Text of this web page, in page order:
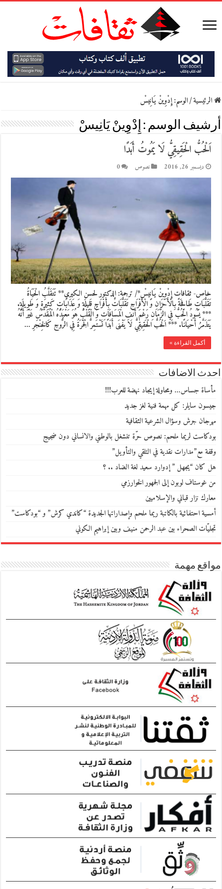
الرئيسية/الوسم:إِدْوِينْ يَانِيسْ
أرشيف الوسم : إِدْوِينْ يَانِيسْ
اَلْحُبُّ الْحَقِيقِيُّ لَا يَمُوتُ أَبَدًا
ديسمبر 26, 2016 نصوص 0
خاص- ثقافات إِدْوِينْ يَانِيسْ*/ ترجمة: الدكتور لحسن الكيري** تَتَقَلَّبُ الْحَيَاةُ
تَقَلُّبَاتٍ طَافِحَةً بِالْأَحْزَانِ وَ الْأَفْرَاحِ تَقَلُّبَاتٌ بِأَفْرَاحٍ قَلِيلَةٍ وَ عَذَابَاتٍ كَثِيرَةٍ وَ طَوِيلَةٍ.
*** يَسُودُ الْحُبُّ فِي الزَّمَانِ رَغْمَ أَنْفِ الْمَسَافَاتِ وَ الْقَلْبُ هُوَ مَعْبَدُهُ الْمُقَدَّسُ غَيْرَ أَنَّهُ
يَتَذَمَّرُ أَحْيَانًا. *** اَلْحُبُّ الْحَقِيقِيُّ لَا يَفْنَى أَبَدًا تَسْتَمِرُّ الْجَمْرَةُ فِي الرُّوحِ كَالخِنْجَرِ …
أكمل القراءة »
احدث الاضافات
مأساة جساس… ومحاولة إيجاد نهضة للعرب!!!
جيسون سايلر: كل مهمة فنية لغز جديد
مهرجان جرش وسؤال الشرعية الثقافية
بودكاست لريما ملحم: نصوص حرّة تنشغل بالوطني والانساني دون ضجيج
وقفة مع”مدارات نقدية في التلقي والتأويل”
هل كان “يجهل ” إدوارد سعيد لغة الضاد .. ؟
من غوستاف لوبون إلى الجمهور الخوارزمي
معارك نزار قباني والإسلاميين
أمسية احتفائية بالكاتبة ريما ملحم وإصداراتها الجديدة “كاندي كرش” و “بودكاست”
تجليّات الصحراء بين عبد الرحمن منيف وبين إبراهيم الكوني
مواقع مهمة